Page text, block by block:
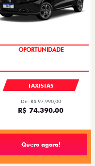
OPORTUNIDADE
TAXISTAS
De: R$ 97.990,00
R$ 74.390,00
Quero agora!